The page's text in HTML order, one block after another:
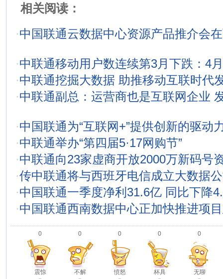
相关阅读：
·中国联通云数据中心资源产品推介会
·中联通移动用户数连续第3月下跌：4
·中联通挖掘大数据 助推移动互联时代
·中联通副总：运营商也是互联网企业
·中国联通为“互联网+”提供创新的驱动
·中联通举办“第四届5·17网购节”
·中联通向23家虚商开放2000万新码号
·传中联通将与西班牙电信成立大数据
·中国联通一季度净利31.6亿 同比下降
·中国联通西南数据中心正加快推进项
0
震惊
0
不解
0
愤怒
0
杯具
0
无聊